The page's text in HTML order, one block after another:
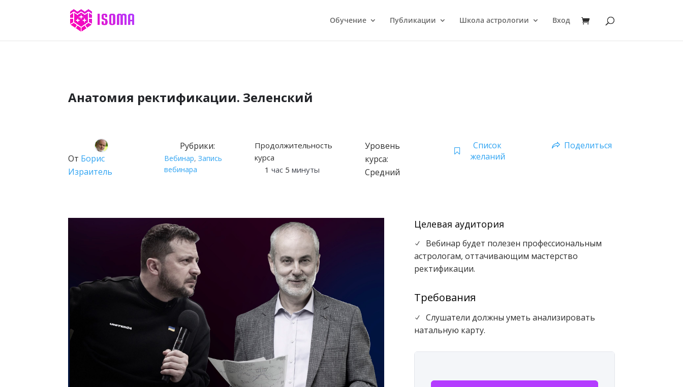
Обучение Публикации Школа астрологии Вход
Анатомия ректификации. Зеленский
От Борис
Израитель
Рубрики:
Вебинар,Запись
вебинара
Продолжительность
курса
1 час 5 минуты
Уровень
курса:
Средний
Список
желаний
Поделиться
Целевая аудитория
N
Вебинар будет полезен профессиональным
астрологам, оттачивающим мастерство
ректификации.
Требования
N
Слушатели должны уметь анализировать
натальную карту.